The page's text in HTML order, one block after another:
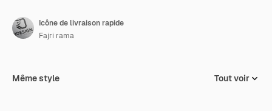
Icône de livraison rapide
Fajri rama
Même style Tout voir